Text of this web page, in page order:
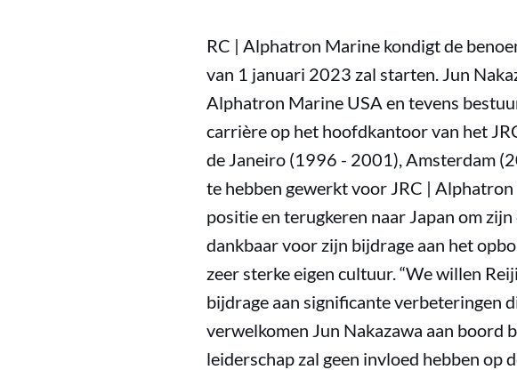
RC | Alphatron Marine kondigt de
van 1 januari 2023 zal starten. Jun
Alphatron Marine USA en tevens
carrière op het hoofdkantoor van het
de Janeiro (1996 - 2001), Amsterdam
te hebben gewerkt voor JRC |
positie en terugkeren naar Japan om
dankbaar voor zijn bijdrage aan het
zeer sterke eigen cultuur. “We willen
bijdrage aan significante verbeteringen
verwelkomen Jun Nakazawa aan boord
leiderschap zal geen invloed hebben op